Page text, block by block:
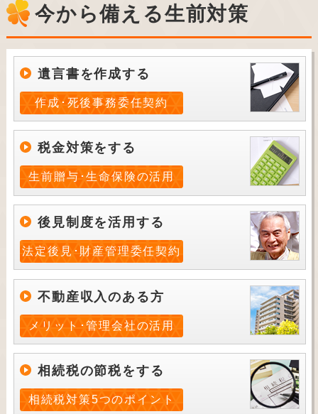
今から備える生前対策
遺言書を作成する
作成･死後事務委任契約
税金対策をする
生前贈与･生命保険の活用
後見制度を活用する
法定後見･財産管理委任契約
不動産収入のある方
メリット･管理会社の活用
相続税の節税をする
相続税対策5つのポイント